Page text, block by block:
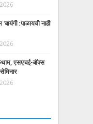
:पाळायची नाही
एसएचई-बॉक्स